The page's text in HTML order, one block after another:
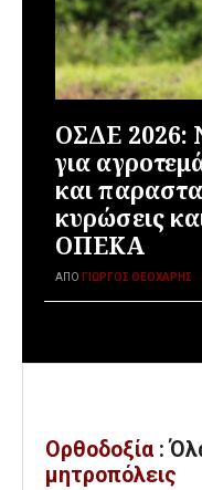
ΟΣΔΕ 2026:
για
και
κυρώσεις
ΟΠΕΚΑ
ΑΠΌ ΓΙΏΡΓΟΣ ΘΕΟΧΆΡΗΣ
Ορθοδοξία :
μητροπόλεις